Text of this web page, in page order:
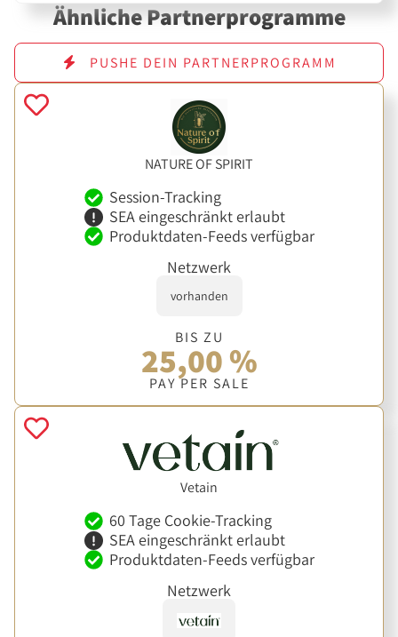
Ähnliche Partnerprogramme
PUSHE DEIN PARTNERPROGRAMM
NATURE OF SPIRIT
Session-Tracking
SEA eingeschränkt erlaubt
Produktdaten-Feeds verfügbar
Netzwerk
vorhanden
BIS ZU
25,00 %
PAY PER SALE
Vetain
60 Tage Cookie-Tracking
SEA eingeschränkt erlaubt
Produktdaten-Feeds verfügbar
Netzwerk